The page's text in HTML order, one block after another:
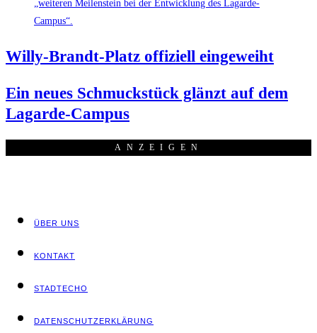
Wil­ly-Brandt-Platz offi­zi­ell eingeweiht
Ein neu­es Schmuck­stück glänzt auf dem
Lagarde-Campus
ANZEI­GEN
ÜBER UNS
KON­TAKT
STADT­ECHO
DATEN­SCHUTZ­ER­KLÄ­RUNG